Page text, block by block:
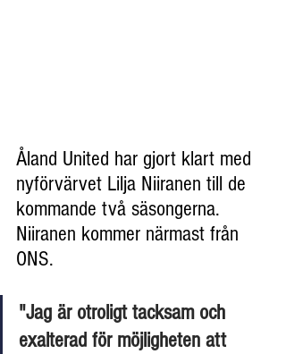
Åland United har gjort klart med
nyförvärvet Lilja Niiranen till de
kommande två säsongerna.
Niiranen kommer närmast från
ONS.
"Jag är otroligt tacksam och
exalterad för möjligheten att